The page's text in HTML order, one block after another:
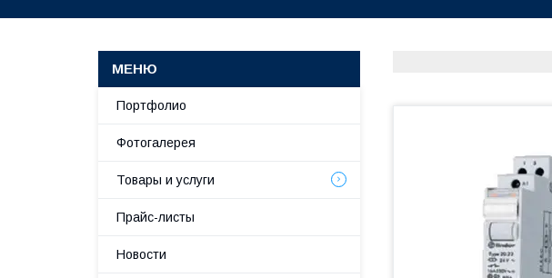
Портфолио
Фотогалерея
Товары и услуги
Прайс-листы
Новости